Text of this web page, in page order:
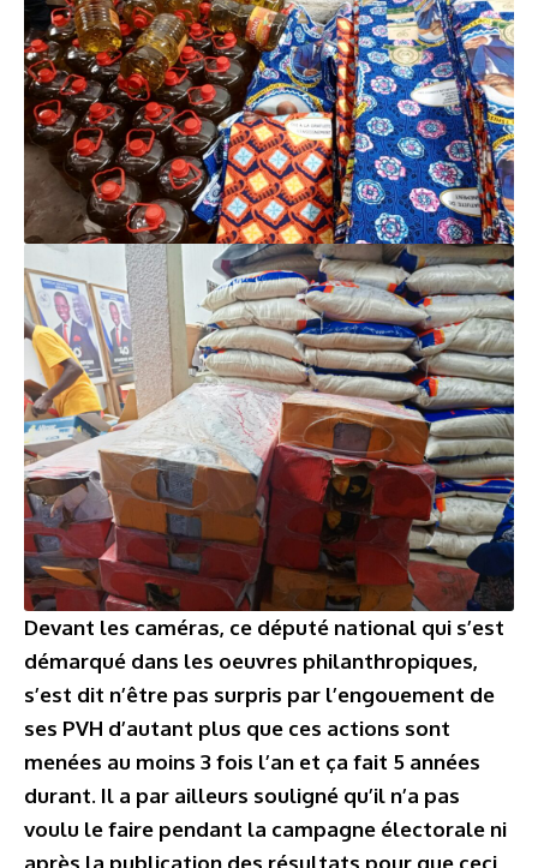
Devant les caméras, ce député national qui s’est
démarqué dans les oeuvres philanthropiques,
s’est dit n’être pas surpris par l’engouement de
ses PVH d’autant plus que ces actions sont
menées au moins 3 fois l’an et ça fait 5 années
durant. Il a par ailleurs souligné qu’il n’a pas
voulu le faire pendant la campagne électorale ni
après la publication des résultats pour que ceci